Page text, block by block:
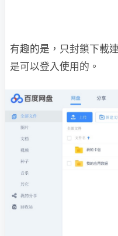
有趣的是，只封鎖下載
是可以登入使用的。